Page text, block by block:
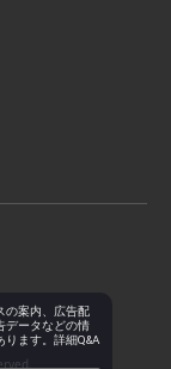
の案内、広告配
データなどの情
ます。詳細Q&A